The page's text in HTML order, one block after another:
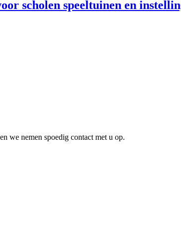
scholen speeltuinen en
we nemen spoedig contact met u op.